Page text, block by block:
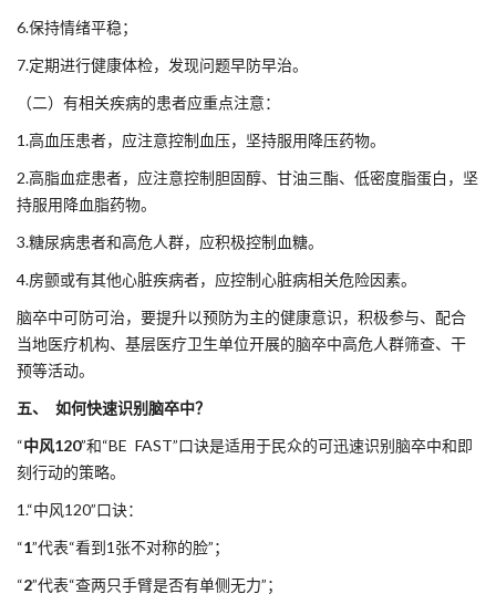
6.保持情绪平稳；
7.定期进行健康体检，发现问题早防早治。
（二）有相关疾病的患者应重点注意：
1.高血压患者，应注意控制血压，坚持服用降压药物。
2.高脂血症患者，应注意控制胆固醇、甘油三酯、低密度脂蛋白，坚
持服用降血脂药物。
3.糖尿病患者和高危人群，应积极控制血糖。
4.房颤或有其他心脏疾病者，应控制心脏病相关危险因素。
脑卒中可防可治，要提升以预防为主的健康意识，积极参与、配合
当地医疗机构、基层医疗卫生单位开展的脑卒中高危人群筛查、干
预等活动。
五、 如何快速识别脑卒中？
“中风120”和“BE FAST”口诀是适用于民众的可迅速识别脑卒中和即
刻行动的策略。
1.“中风120”口诀：
“1”代表“看到1张不对称的脸”；
“2”代表“查两只手臂是否有单侧无力”；